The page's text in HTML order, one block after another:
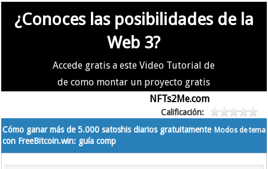
¿Conoces las posibilidades de la
Web 3?
Accede gratis a este Video Tutorial de
de como montar un proyecto gratis
NFTs2Me.com
Calificación:
Modos de tema
Cómo ganar más de 5.000 satoshis diarios gratuitamente
con FreeBitcoin.win: guía comp